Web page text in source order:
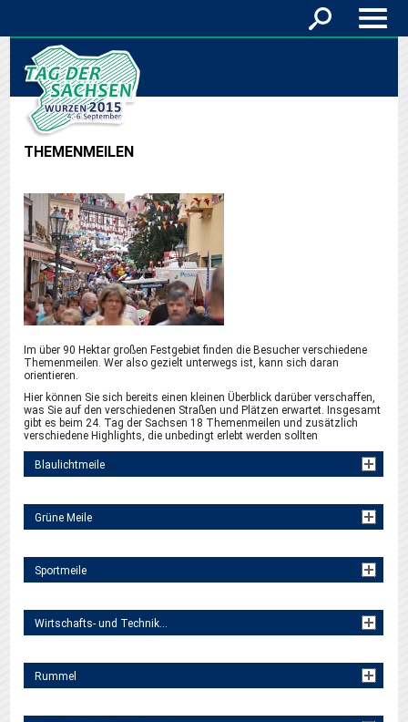
THEMENMEILEN
Im über 90 Hektar großen Festgebiet finden die Besucher verschiedene
Themenmeilen. Wer also gezielt unterwegs ist, kann sich daran
orientieren.
Hier können Sie sich bereits einen kleinen Überblick darüber verschaffen,
was Sie auf den verschiedenen Straßen und Plätzen erwartet. Insgesamt
gibt es beim 24. Tag der Sachsen 18 Themenmeilen und zusätzlich
verschiedene Highlights, die unbedingt erlebt werden sollten
Blaulichtmeile
Grüne Meile
Sportmeile
Wirtschafts- und Technikmeile
Rummel